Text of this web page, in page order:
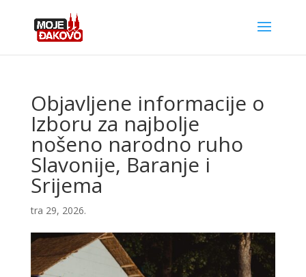
Objavljene informacije o
Izboru za najbolje
nošeno narodno ruho
Slavonije, Baranje i
Srijema
tra 29, 2026.